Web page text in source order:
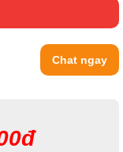
Chat ngay